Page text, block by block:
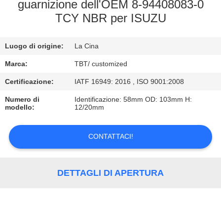
CONTROLLO
CONTATTICI
NOTIZIE
CASI
guarnizione dell'OEM 8-94408083-0
TCY NBR per ISUZU
Luogo di origine: La Cina
Marca: TBT/ customized
Certificazione: IATF 16949: 2016 , ISO 9001:2008
Numero di
modello:
Identificazione: 58mm OD: 103mm H:
12/20mm
CONTATTACI!
DETTAGLI DI APERTURA